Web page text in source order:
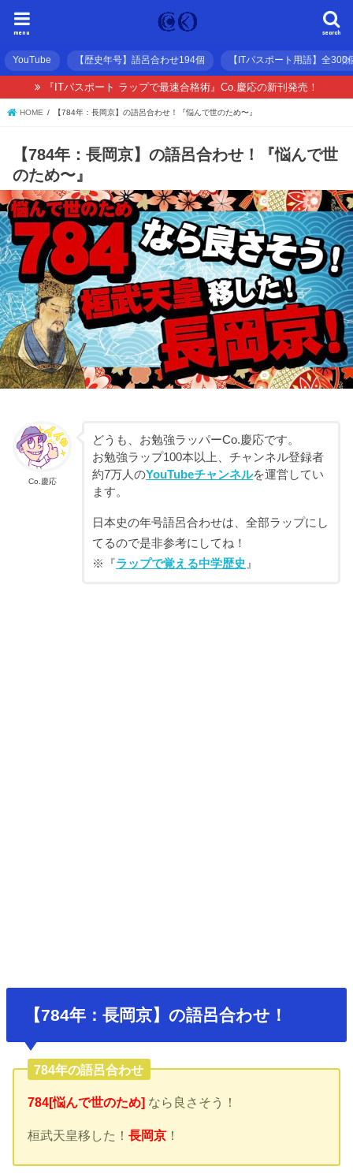
search
menu
YouTube 【歴史年号】語呂合わせ194個 【ITパスポート用語】全300
『ITパスポート ラップで最速合格術』Co.慶応の新刊発売！
HOME 【784年：長岡京】の語呂合わせ！『悩んで世のため〜』
【784年：長岡京】の語呂合わせ！『悩んで世
のため〜』
Co.慶応
どうも、お勉強ラッパーCo.慶応です。
お勉強ラップ100本以上、チャンネル登録者
約7万人のYouTubeチャンネルを運営してい
ます。
日本史の年号語呂合わせは、全部ラップにし
てるので是非参考にしてね！
※『ラップで覚える中学歴史 』
【784年：長岡京】の語呂合わせ！
784年の語呂合わせ
784[悩んで世のため] なら良さそう！
桓武天皇移した！長岡京 ！